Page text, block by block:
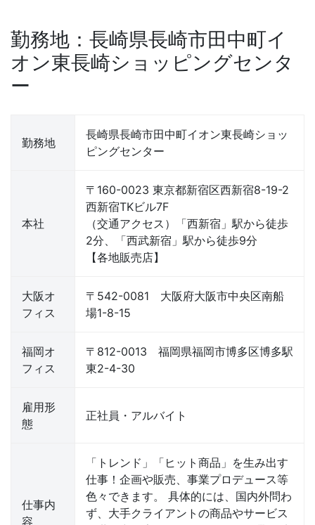
勤務地：長崎県長崎市田中町イ
オン東長崎ショッピングセンタ
ー
勤務地
長崎県長崎市田中町イオン東長崎ショッ
ピングセンター
本社
〒160-0023 東京都新宿区西新宿8-19-2
西新宿TKビル7F
（交通アクセス）「西新宿」駅から徒歩
2分、「西武新宿」駅から徒歩9分
【各地販売店】
大阪オ
フィス
〒542-0081 大阪府大阪市中央区南船
場1-8-15
福岡オ
フィス
〒812-0013 福岡県福岡市博多区博多駅
東2-4-30
雇用形
態
正社員・アルバイト
仕事内
容
「トレンド」「ヒット商品」を生み出す
仕事！企画や販売、事業プロデュース等
色々できます。 具体的には、国内外問わ
ず、大手クライアントの商品やサービス